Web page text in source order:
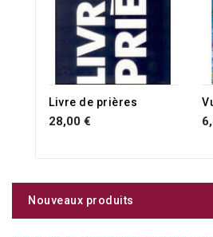
Livre de prières
28,00 €
Nouveaux produits